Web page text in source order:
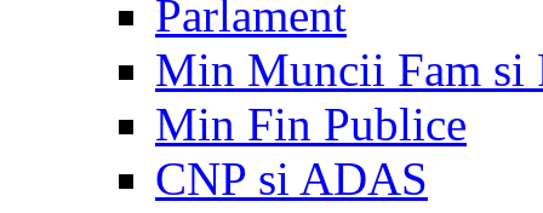
Parlament
Min Muncii Fam si
Min Fin Publice
CNP si ADAS